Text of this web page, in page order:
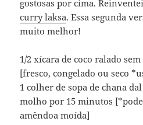
gostosas por cima.
curry laksa. Essa segunda
muito melhor!
1/2 xícara de coco ralado
[fresco, congelado ou seco
1 colher de sopa de chana
molho por 15 minutos
amêndoa moída]